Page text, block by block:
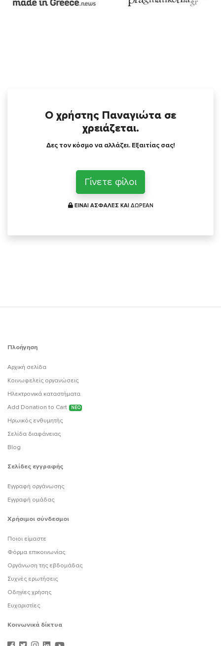
Ο χρήστης Παναγιώτα σε
χρειάζεται.
Δες τον κόσμο να αλλάζει. Εξαιτίας σας!
Γίνετε φίλοι
ΕΙΝΑΙ ΑΣΦΑΛΕΣ ΚΑΙ ΔΩΡΕΑΝ
Πλοήγηση
Αρχική σελίδα
Κοινωφελείς οργανώσεις
Ηλεκτρονικά καταστήματα
Add Donation to Cart
ΝΕΟ
Ηρωικός ενθυμητής
Σελίδα διαφάνειας
Blog
Σελίδες εγγραφής
Εγγραφή οργάνωσης
Εγγραφή ομάδας
Χρήσιμοι σύνδεσμοι
Ποιοι είμαστε
Φόρμα επικοινωνίας
Οργάνωση της εβδομάδας
Συχνές ερωτήσεις
Οδηγίες χρήσης
Ευχαριστίες
Κοινωνικά δίκτυα